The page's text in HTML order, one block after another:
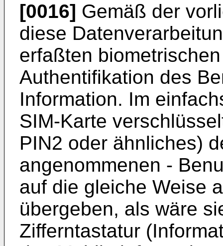
[0016] Gemäß der
diese
erfaßten
Authentifikation des
Information. Im
SIM-Karte
PIN2 oder ähnliches)
angenommenen -
auf die gleiche Weise
übergeben, als wäre
Zifferntastatur